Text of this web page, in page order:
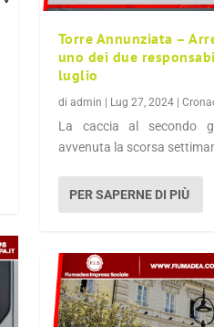
Torre Annunziata –
uno dei due
luglio
di admin Lug 27, 2024|
La caccia al secondo
avvenuta la scorsa
PER SAPERNE DI PIÙ